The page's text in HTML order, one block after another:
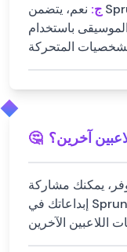
ج: نعم، يتضمن Sprunki But Everyone is Alive برنامجًا
باستخدام
🤔 آخرين؟
يمكنك مشاركة
إبداعاتك في Sprunki But Everyone is Alive والحصول